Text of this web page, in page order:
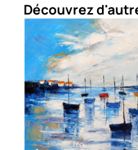
Découvrez